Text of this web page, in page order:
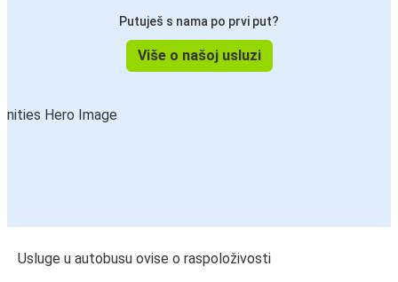
Putuješ s nama po prvi put?
Više o našoj usluzi
Usluge u autobusu ovise o raspoloživosti